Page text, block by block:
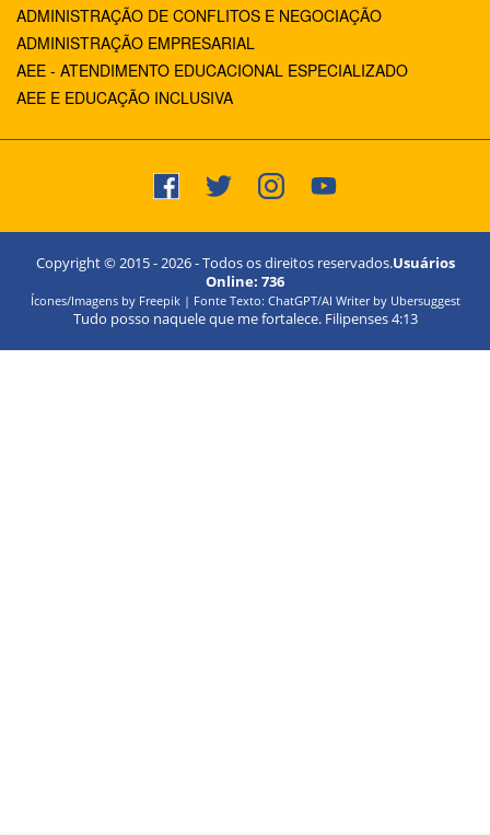
ADMINISTRAÇÃO DE CONFLITOS E NEGOCIAÇÃO
ADMINISTRAÇÃO EMPRESARIAL
AEE - ATENDIMENTO EDUCACIONAL ESPECIALIZADO
AEE E EDUCAÇÃO INCLUSIVA
Copyright © 2015 -2026- Todos os direitos reservados.Usuários
Online: 736
Ícones/Imagens by Freepik | Fonte Texto: ChatGPT/AI Writer by Ubersuggest
Tudo posso naquele que me fortalece. Filipenses 4:13